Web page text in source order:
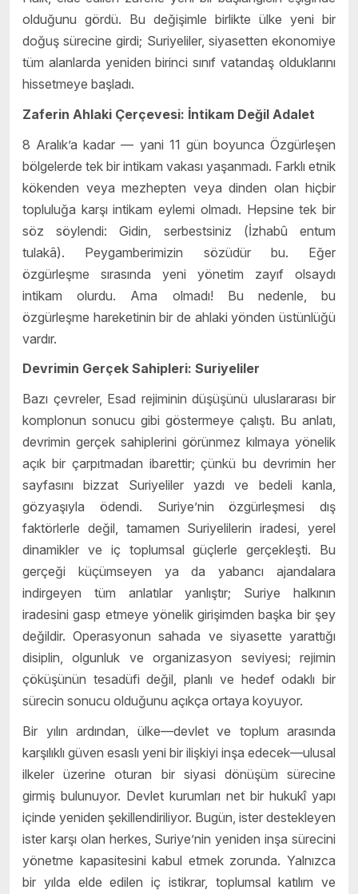
olduğunu gördü. Bu değişimle birlikte ülke yeni bir
doğuş sürecine girdi; Suriyeliler, siyasetten ekonomiye
tüm alanlarda yeniden birinci sınıf vatandaş olduklarını
hissetmeye başladı.
Zaferin Ahlaki Çerçevesi: İntikam Değil Adalet
8 Aralık’a kadar — yani 11 gün boyunca Özgürleşen
bölgelerde tek bir intikam vakası yaşanmadı. Farklı etnik
kökenden veya mezhepten veya dinden olan hiçbir
topluluğa karşı intikam eylemi olmadı. Hepsine tek bir
söz söylendi: Gidin, serbestsiniz (İzhabû entum
tulakâ). Peygamberimizin sözüdür bu. Eğer
özgürleşme sırasında yeni yönetim zayıf olsaydı
intikam olurdu. Ama olmadı! Bu nedenle, bu
özgürleşme hareketinin bir de ahlaki yönden üstünlüğü
vardır.
Devrimin Gerçek Sahipleri: Suriyeliler
Bazı çevreler, Esad rejiminin düşüşünü uluslararası bir
komplonun sonucu gibi göstermeye çalıştı. Bu anlatı,
devrimin gerçek sahiplerini görünmez kılmaya yönelik
açık bir çarpıtmadan ibarettir; çünkü bu devrimin her
sayfasını bizzat Suriyeliler yazdı ve bedeli kanla,
gözyaşıyla ödendi. Suriye’nin özgürleşmesi dış
faktörlerle değil, tamamen Suriyelilerin iradesi, yerel
dinamikler ve iç toplumsal güçlerle gerçekleşti. Bu
gerçeği küçümseyen ya da yabancı ajandalara
indirgeyen tüm anlatılar yanlıştır; Suriye halkının
iradesini gasp etmeye yönelik girişimden başka bir şey
değildir. Operasyonun sahada ve siyasette yarattığı
disiplin, olgunluk ve organizasyon seviyesi; rejimin
çöküşünün tesadüfi değil, planlı ve hedef odaklı bir
sürecin sonucu olduğunu açıkça ortaya koyuyor.
Bir yılın ardından, ülke—devlet ve toplum arasında
karşılıklı güven esaslı yeni bir ilişkiyi inşa edecek—ulusal
ilkeler üzerine oturan bir siyasi dönüşüm sürecine
girmiş bulunuyor. Devlet kurumları net bir hukukî yapı
içinde yeniden şekillendiriliyor. Bugün, ister destekleyen
ister karşı olan herkes, Suriye’nin yeniden inşa sürecini
yönetme kapasitesini kabul etmek zorunda. Yalnızca
bir yılda elde edilen iç istikrar, toplumsal katılım ve